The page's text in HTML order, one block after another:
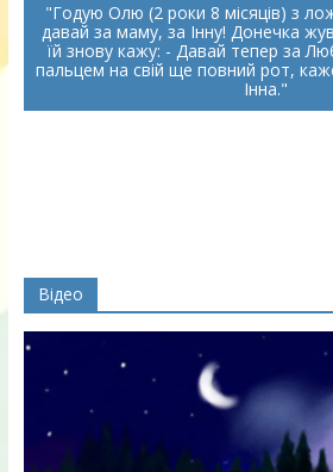
Годую Олю(2 роки 8 місяців) з
давай за маму, за Інну! Донечка
їй знову кажу: - Давай тепер за
пальцем на свій ще повний рот,
Інна.
Відео